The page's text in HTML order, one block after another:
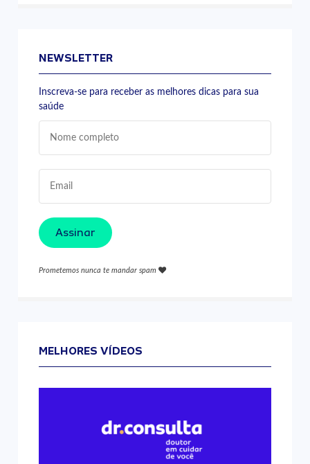
NEWSLETTER
Inscreva-se para receber as melhores dicas para sua
saúde
Assinar
Prometemos nunca te mandar spam
MELHORES VÍDEOS